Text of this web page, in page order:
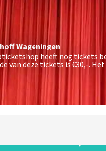
Wageningen
heeft nog tickets
van deze tickets is€30,-.